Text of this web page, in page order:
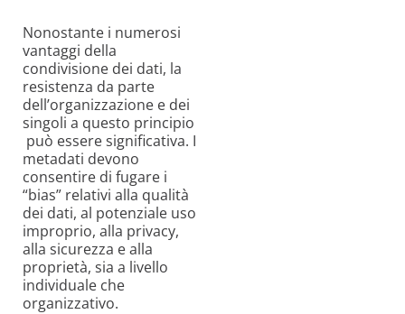
Nonostante i numerosi
vantaggi della
condivisione dei dati, la
resistenza da parte
dell’organizzazione e dei
singoli a questo principio
può essere significativa. I
metadati devono
consentire di fugare i
“bias” relativi alla qualità
dei dati, al potenziale uso
improprio, alla privacy,
alla sicurezza e alla
proprietà, sia a livello
individuale che
organizzativo.